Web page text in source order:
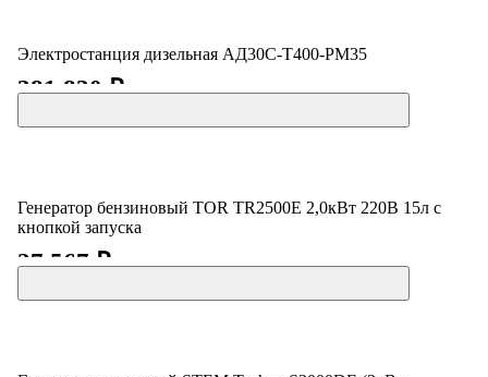
Электростанция дизельная АД30С-Т400-РМ35
381 830 ₽
Генератор бензиновый TOR TR2500E 2,0кВт 220В 15л с
кнопкой запуска
27 567 ₽